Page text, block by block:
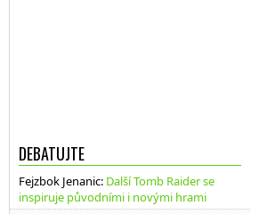
DEBATUJTE
Fejzbok Jenanic: Další Tomb Raider se
inspiruje původními i novými hrami